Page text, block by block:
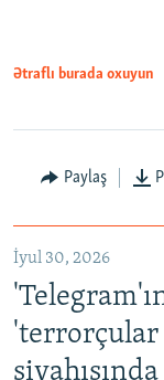
Ətraflı burada oxuyun
Paylaş
İyul 30, 2026
'terrorçular
siyahısında